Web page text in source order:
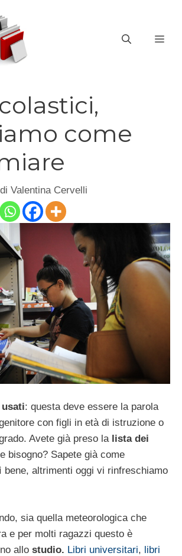
come
di Valentina Cervelli
: questa deve essere la parola
con figli in età di istruzione o
Avete già preso la lista dei
bisogno? Sapete già come
altrimenti oggi vi rinfreschiamo
sia quella meteorologica che
e per molti ragazzi questo è
allo studio. Libri universitari, libri